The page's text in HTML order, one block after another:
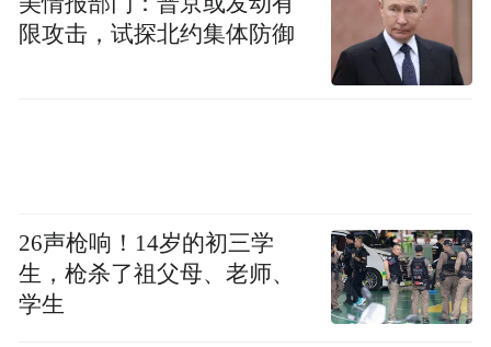
宋宜春的摄影作品（右上）发表在江苏工人
务，他却完成得一丝不苟。
限攻击，试探北约集体防御
26声枪响！14岁的初三学
生，枪杀了祖父母、老师、
学生